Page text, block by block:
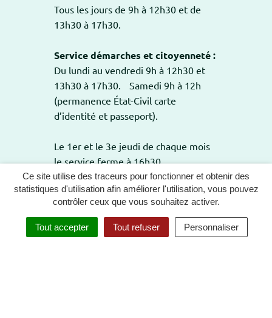
Ce site utilise des traceurs pour fonctionner et obtenir des
statistiques d'utilisation afin améliorer l'utilisation, vous pouvez
contrôler ceux que vous souhaitez activer.
Tout accepter Tout refuser Personnaliser
Tous les jours de 9h à 12h30 et de
13h30 à 17h30.
Service démarches et citoyenneté :
Du lundi au vendredi 9h à 12h30 et
13h30 à 17h30. Samedi 9h à 12h
(permanence État-Civil carte
d’identité et passeport).
Le 1er et le 3e jeudi de chaque mois
le service ferme à 16h30.
GESTION DES COOKIES
PLAN DU SITE
MENTIONS LÉGALES